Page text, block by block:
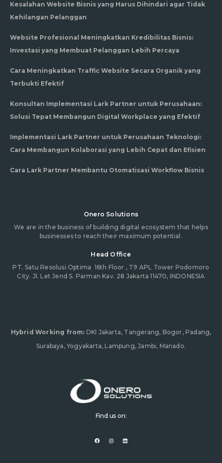
Kesalahan Website Bisnis yang Harus Dihindari agar Tidak
Kehilangan Pelanggan
Website Profesional Meningkatkan Kredibilitas Bisnis:
Investasi yang Membuat Pelanggan Lebih Percaya
Cara Meningkatkan Traffic Website Secara Organik yang
Terbukti Efektif
Konsultan Implementasi Lark Partner untuk Perusahaan:
Solusi Tepat Membangun Digital Workplace yang Efektif
Implementasi Lark Partner untuk Perusahaan Teknologi:
Cara Membangun Kolaborasi yang Lebih Cepat dan Efisien
Cara Lark Partner Membantu Otomatisasi Workflow Bisnis
Onero Solutions
We are in the business of building digital ecosystem that helps
businesses to reach their maximum potential.
Head Office
PT. Satu Resolusi Optima 16th Floor , T9 APL Tower Podomoro
City. Jl. Let Jend S. Parman Kav. 28 Jakarta 11470, INDONESIA
Hybrid Working from: DKI Jakarta, Tangerang, Bogor, Padang,
Surabaya, Yogyakarta, Lampung, Jambi, Manado.
Find us on:
a n i